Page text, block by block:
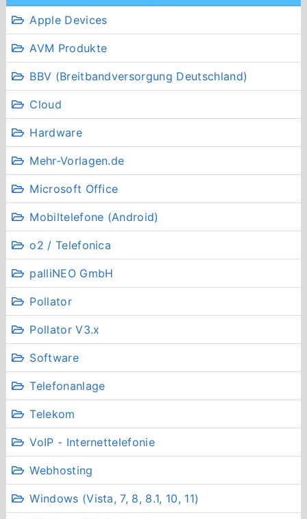
Apple Devices
AVM Produkte
BBV (Breitbandversorgung Deutschland)
Cloud
Hardware
Mehr-Vorlagen.de
Microsoft Office
Mobiltelefone (Android)
o2 / Telefonica
palliNEO GmbH
Pollator
Pollator V3.x
Software
Telefonanlage
Telekom
VoIP - Internettelefonie
Webhosting
Windows (Vista, 7, 8, 8.1, 10, 11)